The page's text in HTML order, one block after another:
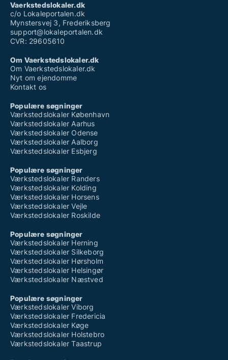
Vaerkstedslokaler.dk
c/o Lokaleportalen.dk
Mynstersvej 3, Frederiksberg
support@lokaleportalen.dk
CVR: 29605610
Om Vaerkstedslokaler.dk
Om Vaerkstedslokaler.dk
Nyt om ejendomme
Kontakt os
Populære søgninger
Værkstedslokaler København
Værkstedslokaler Aarhus
Værkstedslokaler Odense
Værkstedslokaler Aalborg
Værkstedslokaler Esbjerg
Populære søgninger
Værkstedslokaler Randers
Værkstedslokaler Kolding
Værkstedslokaler Horsens
Værkstedslokaler Vejle
Værkstedslokaler Roskilde
Populære søgninger
Værkstedslokaler Herning
Værkstedslokaler Silkeborg
Værkstedslokaler Hørsholm
Værkstedslokaler Helsingør
Værkstedslokaler Næstved
Populære søgninger
Værkstedslokaler Viborg
Værkstedslokaler Fredericia
Værkstedslokaler Køge
Værkstedslokaler Holstebro
Værkstedslokaler Taastrup